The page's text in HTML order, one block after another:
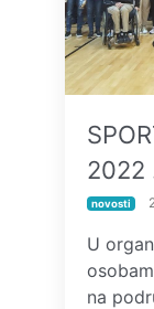
2022
novosti
U
na